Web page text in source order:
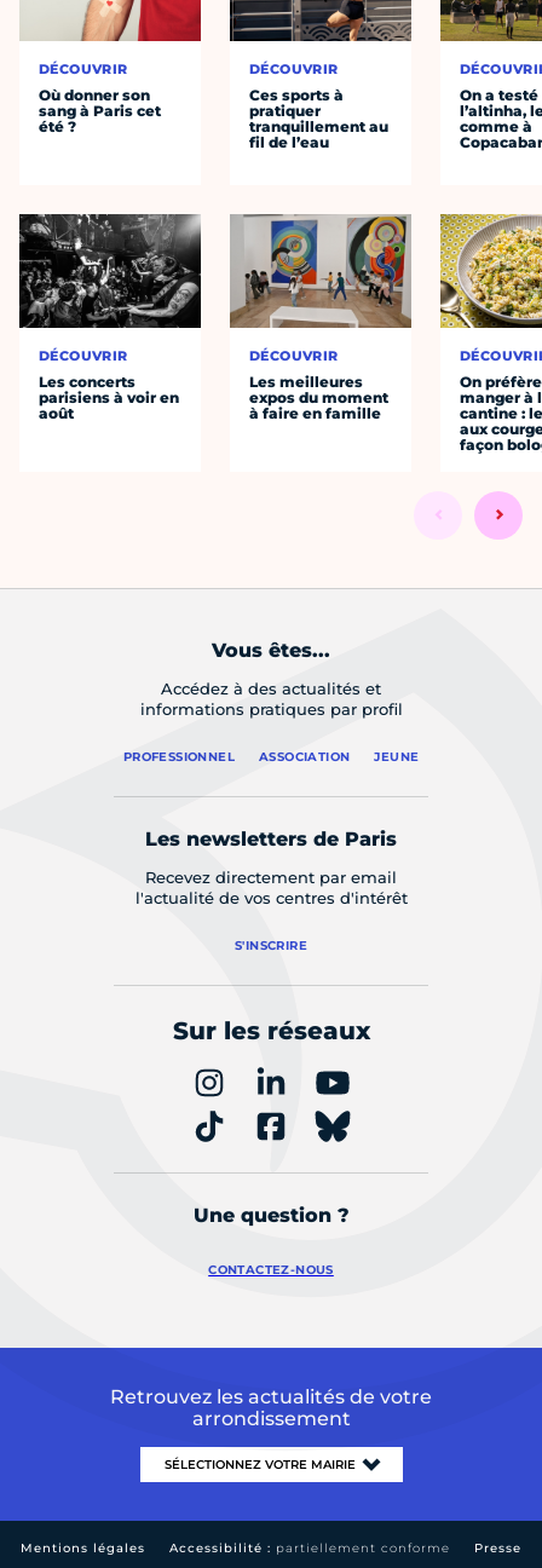
DÉCOUVRIR
Où donner son
sang à Paris cet
été ?
DÉCOUVRIR
Les concerts
parisiens à voir en
août
DÉCOUVRIR
Ces sports à
pratiquer
tranquillement au
fil de l’eau
DÉCOUVRIR
Les meilleures
expos du moment
à faire en famille
On a testé
l’altinha,
comme à
On préfère
manger à
cantine :
aux
façon
Vous êtes...
Accédez à des actualités et
informations pratiques par profil
PROFESSIONNEL ASSOCIATION JEUNE
Les newsletters de Paris
Recevez directement par email
l'actualité de vos centres d'intérêt
S'INSCRIRE
Sur les réseaux
Une question ?
CONTACTEZ-NOUS
Retrouvez les actualités de votre
arrondissement
Mentions légales Accessibilité : partiellement conforme Presse